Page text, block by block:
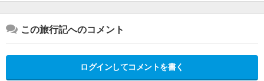
この旅行記へのコメント
ログインしてコメントを書く